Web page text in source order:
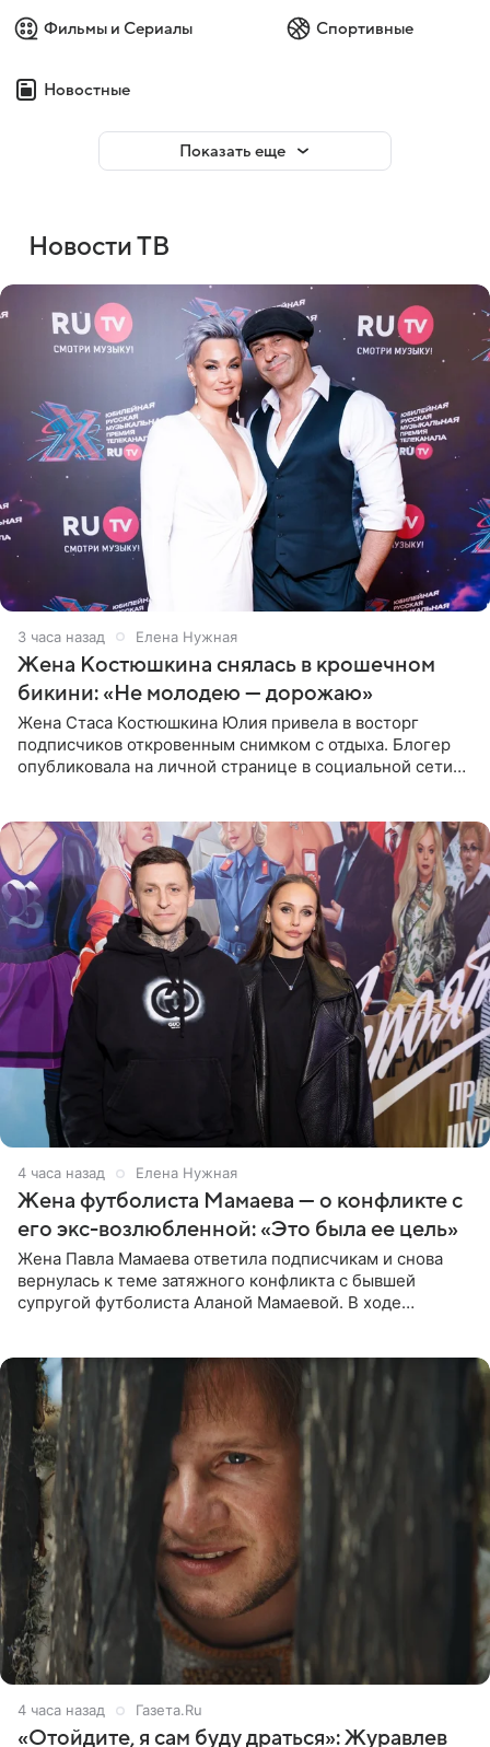
Фильмы и Сериалы Спортивные
Новостные
Показать еще
Новости ТВ
3 часа назад Елена Нужная
Жена Костюшкина снялась в крошечном
бикини: «Не молодею — дорожаю»
Жена Стаса Костюшкина Юлия привела в восторг
подписчиков откровенным снимком с отдыха. Блогер
опубликовала на личной странице в социальной сети
4 часа назад Елена Нужная
Жена футболиста Мамаева — о конфликте с
его экс-возлюбленной: «Это была ее цель»
Жена Павла Мамаева ответила подписчикам и снова
вернулась к теме затяжного конфликта с бывшей
супругой футболиста Аланой Мамаевой. В ходе
4 часа назад Газета.Ru
«Отойдите, я сам буду драться»: Журавлев